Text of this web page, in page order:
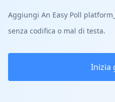
Aggiungi An Easy Poll
senza codifica o mal di testa.
Inizia